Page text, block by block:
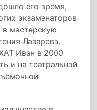
его время,
экзаменаторов
в мастерскую
Лазарева.
Иван в 2000
и на театральной